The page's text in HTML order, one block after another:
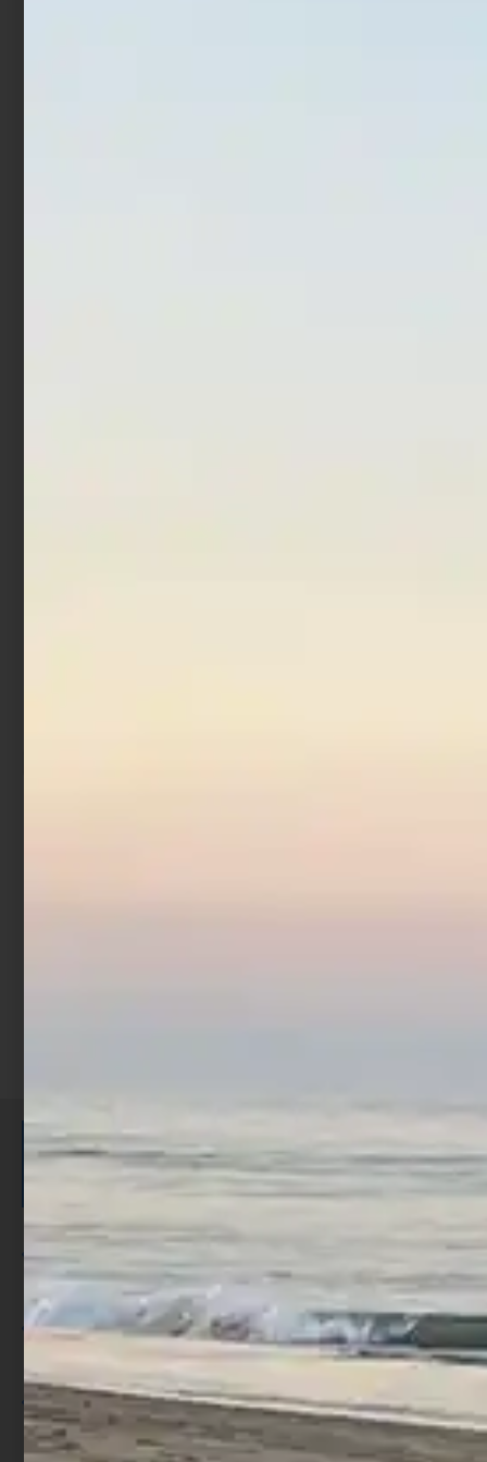
ISCRIVITI E RICEVI 3,50€ DI
SCONTO >
Per ogni acquisto accumuli ulteriori
punti;
Utilizza i punti per ricevere uno
I punti sono indicati nella pagina
prodotto;